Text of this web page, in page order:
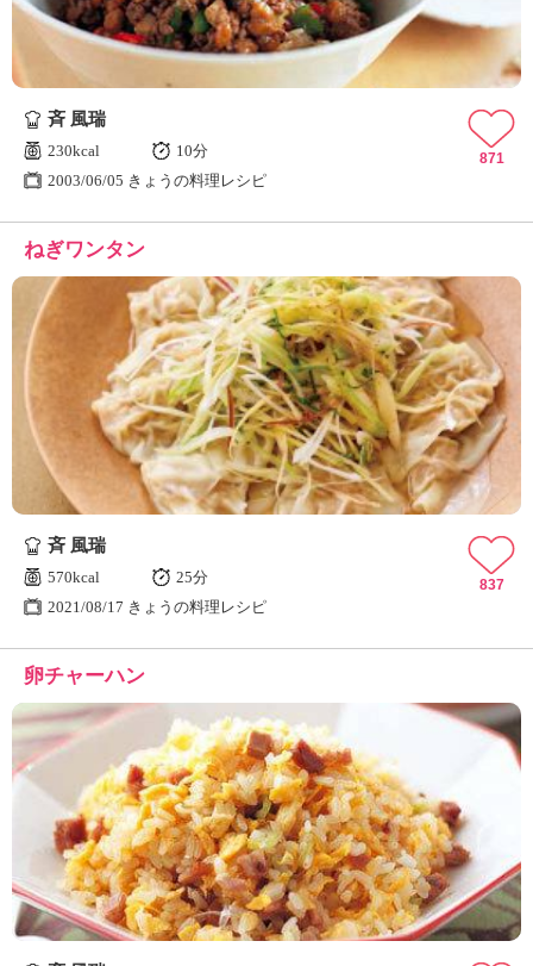
斉 風瑞
230kcal
10分
2003/06/05 きょうの料理レシピ
871
ねぎワンタン
斉 風瑞
570kcal
25分
2021/08/17 きょうの料理レシピ
837
卵チャーハン